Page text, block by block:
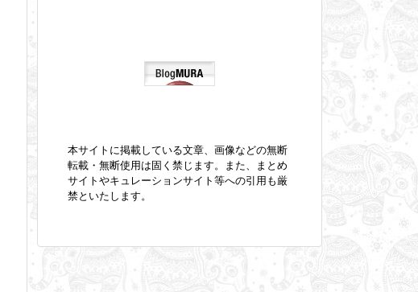
本サイトに掲載している文章、画像などの無断
転載・無断使用は固く禁じます。また、まとめ
サイトやキュレーションサイト等への引用も厳
禁といたします。